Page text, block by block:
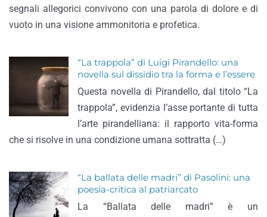
segnali allegorici convivono con una parola di dolore e di
vuoto in una visione ammonitoria e profetica.
“La trappola” di Luigi Pirandello: una
novella sul dissidio tra la forma e l’essere
Questa novella di Pirandello, dal titolo “La
trappola”, evidenzia l’asse portante di tutta
l’arte pirandelliana: il rapporto vita-forma
che si risolve in una condizione umana sottratta (…)
“La ballata delle madri” di Pasolini: una
poesia-critica al patriarcato
La “Ballata delle madri” è un